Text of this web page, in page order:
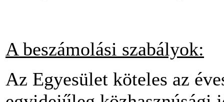
A beszámolási szabályok:
Az Egyesület köteles az